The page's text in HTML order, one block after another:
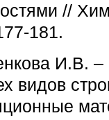
//
181.
И.В.
видов